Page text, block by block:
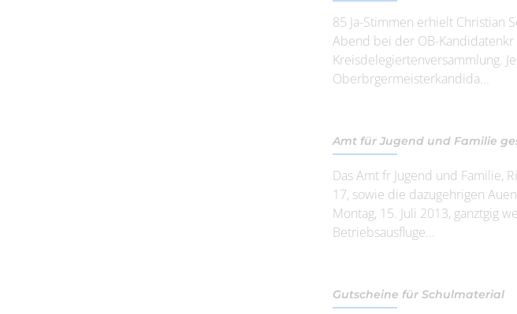
85 Ja-Stimmen erhielt Christian
Abend bei der OB-
Kreisdelegiertenversammlung.
Oberbrgermeisterkandida...
Amt für Jugend und Familie
Das Amt fr Jugend und Familie,
17, sowie die dazugehrigen
Montag, 15. Juli 2013, ganztgig
Betriebsausfluge...
Gutscheine für Schulmaterial